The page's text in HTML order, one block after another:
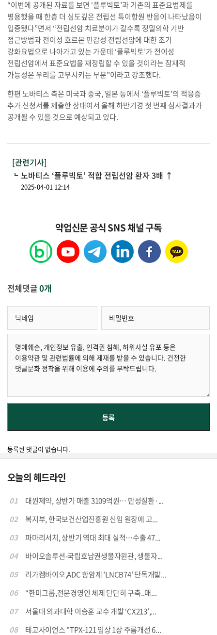
“이번에 공개된 자료를 보면 ‘플루빅토’과 기존의 표준요법제를
병용했을 때 한층 더 심도깊은 전립선 특이항원 반응이 나타났음이
입증됐다”면서 “전립선암 치료분야가 갈수록 정밀의학 기반
접근방법과 전이성 호르몬 민감성 전립선암에 대한 조기
강화요법으로 나아가고 있는 가운데 ‘플루빅토’가 전이성
전립선암에서 표준요법을 재정립할 수 있을 것이라는 잠재적
가능성은 우리를 고무시키는 부분”이라고 강조했다.
한편 노바티스 측은 미국과 중국, 일본 등에서 ‘플루빅토’의 적응증
추가 신청서를 제출한 상태여서 올해 하반기경 첫 번째 심사결과가
공개될 수 있을 것으로 예상되고 있다.
[관련기사]
노바티스 ‘플루빅토’ 적합 전립선암 환자 3배 ↑
2025-04-01 12:14
약업신문 공식 SNS 채널 구독
전체댓글0개
등록된 댓글이 없습니다.
오늘의 헤드라인
01
대원제약, 상반기 매출 3109억원… 만성질환·...
02
복지부, 한국보건산업진흥원 신임 원장에 고...
03
파마리서치, 상반기 역대 최대 실적…수출 47...
04
바이오솔루션-국립호남권생물자원관, 생물자...
05
리가켐바이오,ADC 항암제 'LNCB74' 단독개발...
06
“한미그룹,전문경영인 체제 단단히 구축..매...
07
서울대 의과대학 이승훈 교수 개발 ‘CX213’,...
08
테고사이언스 "TPX-121 임상 1상 주름개선 6...